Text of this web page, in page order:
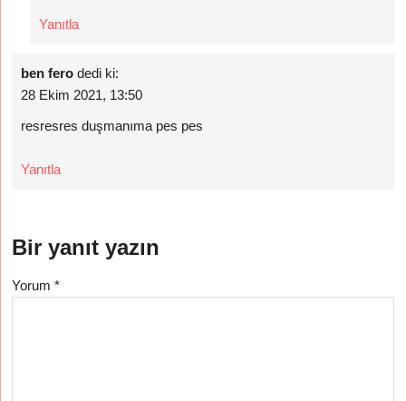
Yanıtla
ben fero dedi ki:
28 Ekim 2021, 13:50
resresres duşmanıma pes pes
Yanıtla
Bir yanıt yazın
Yorum*